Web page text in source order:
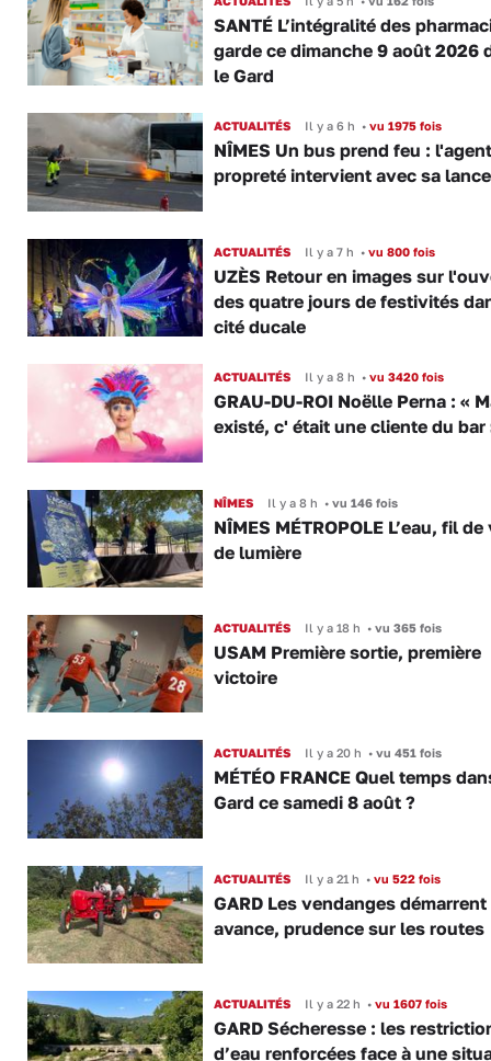
SANTÉ L’intégralité des
garde ce dimanche 9 août 2026
le Gard
ACTUALITÉS Il y a 6 h •vu 1975 fois
NÎMES Un bus prend feu :
propreté intervient avec sa lance
ACTUALITÉS Il y a 7 h •vu 800 fois
UZÈS Retour en images sur
des quatre jours de festivités
cité ducale
ACTUALITÉS Il y a 8 h •vu 3420 fois
GRAU-DU-ROI Noëlle Perna : «
existé, c' était une cliente du bar
NÎMES Il y a 8 h •vu 146 fois
NÎMES MÉTROPOLE L’eau, fil de
de lumière
ACTUALITÉS Il y a 18 h •vu 365 fois
USAM Première sortie, première
victoire
ACTUALITÉS Il y a 20 h •vu 451 fois
MÉTÉO FRANCE Quel temps
Gard ce samedi 8 août ?
ACTUALITÉS Il y a 21 h •vu 522 fois
GARD Les vendanges démarrent
avance, prudence sur les routes
ACTUALITÉS Il y a 22 h •vu 1607 fois
GARD Sécheresse : les
d’eau renforcées face à une